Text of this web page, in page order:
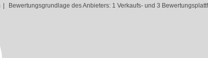
Bewertungsgrundlage des Anbieters: 1 Verkaufs- und 3